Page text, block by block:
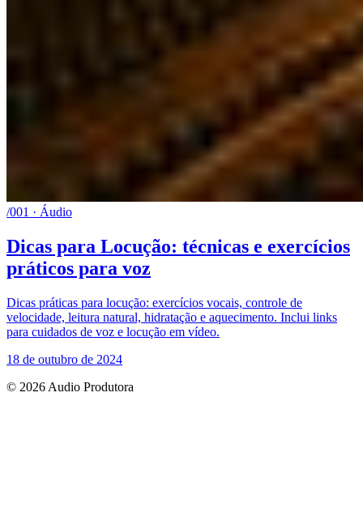
/001 · Áudio
Dicas para Locução: técnicas e exercícios
práticos para voz
Dicas práticas para locução: exercícios vocais, controle de
velocidade, leitura natural, hidratação e aquecimento. Inclui links
para cuidados de voz e locução em vídeo.
18 de outubro de 2024
© 2026 Audio Produtora